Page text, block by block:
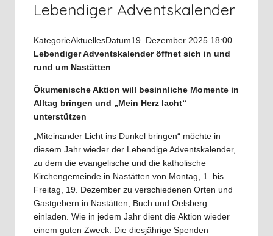
Lebendiger Adventskalender
KategorieAktuellesDatum19. Dezember 2025 18:00
Lebendiger Adventskalender öffnet sich in und
rund um Nastätten
Ökumenische Aktion will besinnliche Momente in
Alltag bringen und „Mein Herz lacht“
unterstützen
„Miteinander Licht ins Dunkel bringen“ möchte in
diesem Jahr wieder der Lebendige Adventskalender,
zu dem die evangelische und die katholische
Kirchengemeinde in Nastätten von Montag, 1. bis
Freitag, 19. Dezember zu verschiedenen Orten und
Gastgebern in Nastätten, Buch und Oelsberg
einladen. Wie in jedem Jahr dient die Aktion wieder
einem guten Zweck. Die diesjährige Spenden